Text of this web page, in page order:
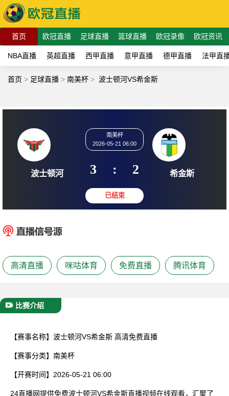
首页 欧冠直播 足球直播 篮球直播 欧冠录像 欧冠资讯
NBA直播 英超直播 西甲直播 意甲直播 德甲直播 法甲直
首页 > 足球直播 > 南美杯 > 波士顿河VS希金斯
波士顿河
南美杯
2026-05-21 06:00
3 : 2 希
高清直播 咪咕体育 免费直播 腾讯体育
比赛介绍
【赛事名称】 波士顿河VS希金斯 高清免费直播
【赛事分类】 南美杯
【开赛时间】 2026-05-21 06:00
24直播网提供免费波士顿河VS希金斯直播视频在线观看，汇聚了